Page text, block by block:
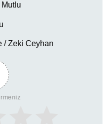
/ Zeki Ceyhan